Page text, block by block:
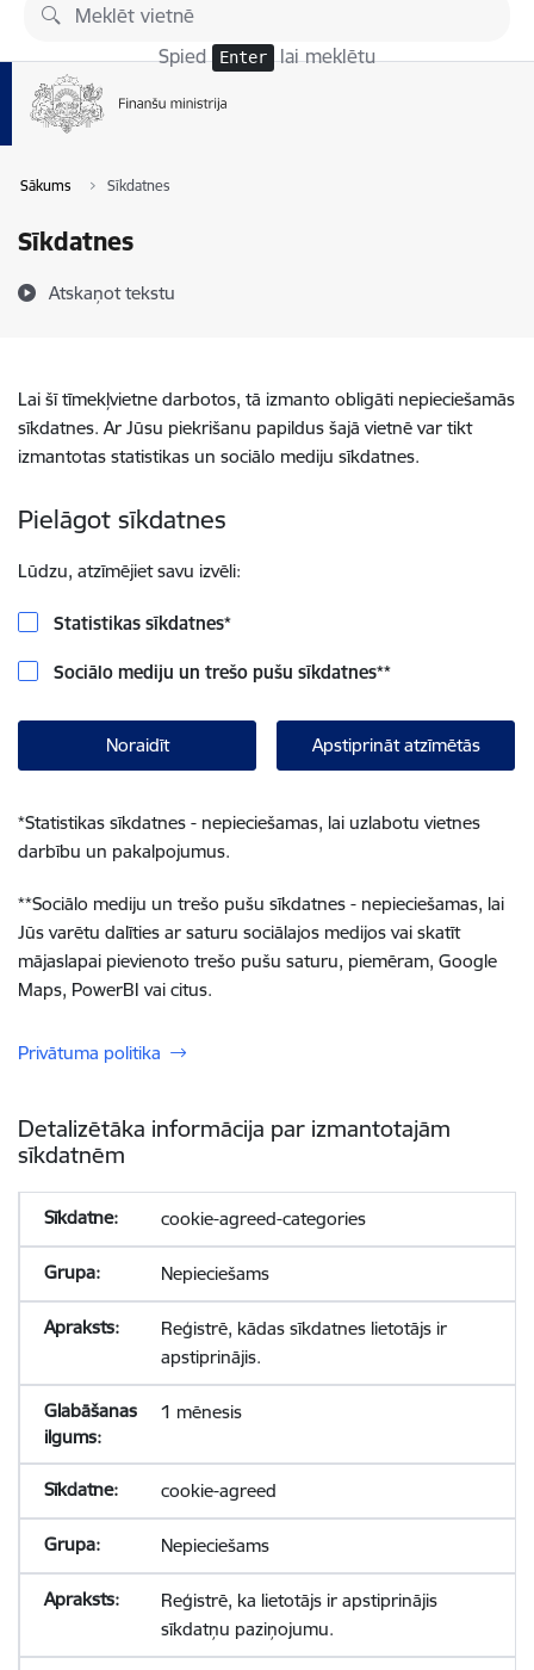
Pāriet uz lapas saturu
Spied Enter lai meklētu
Sākums Sīkdatnes
Sīkdatnes
Atskaņot tekstu
Lai šī tīmekļvietne darbotos, tā izmanto obligāti nepieciešamās
sīkdatnes. Ar Jūsu piekrišanu papildus šajā vietnē var tikt
izmantotas statistikas un sociālo mediju sīkdatnes.
Pielāgot sīkdatnes
Lūdzu, atzīmējiet savu izvēli:
Statistikas sīkdatnes*
Sociālo mediju un trešo pušu sīkdatnes**
Noraidīt Apstiprināt atzīmētās
*Statistikas sīkdatnes - nepieciešamas, lai uzlabotu vietnes
darbību un pakalpojumus.
**Sociālo mediju un trešo pušu sīkdatnes - nepieciešamas, lai
Jūs varētu dalīties ar saturu sociālajos medijos vai skatīt
mājaslapai pievienoto trešo pušu saturu, piemēram, Google
Maps, PowerBI vai citus.
Privātuma politika
Detalizētāka informācija par izmantotajām
sīkdatnēm
cookie-agreed-categories
Nepieciešams
Reģistrē, kādas sīkdatnes lietotājs ir
apstiprinājis.
1 mēnesis
cookie-agreed
Nepieciešams
Reģistrē, ka lietotājs ir apstiprinājis
sīkdatņu paziņojumu.